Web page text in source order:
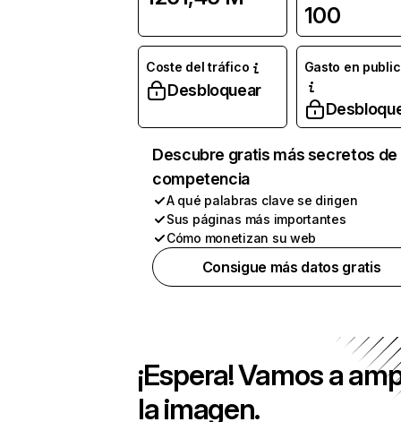
100
Coste del tráfico
Desbloquear
Gasto en
Descubre gratis más secretos de
competencia
A qué palabras clave se dirigen
Sus páginas más importantes
Cómo monetizan su web
Consigue más datos gratis
¡Espera! Vamos a
la imagen.